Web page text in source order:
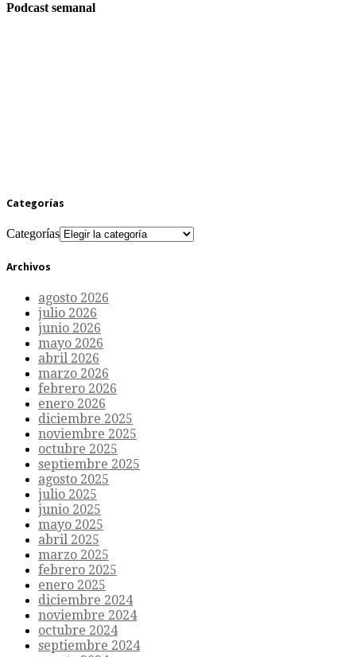
Podcast semanal
Categorías
Categorías
Archivos
agosto 2026
julio 2026
junio 2026
mayo 2026
abril 2026
marzo 2026
febrero 2026
enero 2026
diciembre 2025
noviembre 2025
octubre 2025
septiembre 2025
agosto 2025
julio 2025
junio 2025
mayo 2025
abril 2025
marzo 2025
febrero 2025
enero 2025
diciembre 2024
noviembre 2024
octubre 2024
septiembre 2024